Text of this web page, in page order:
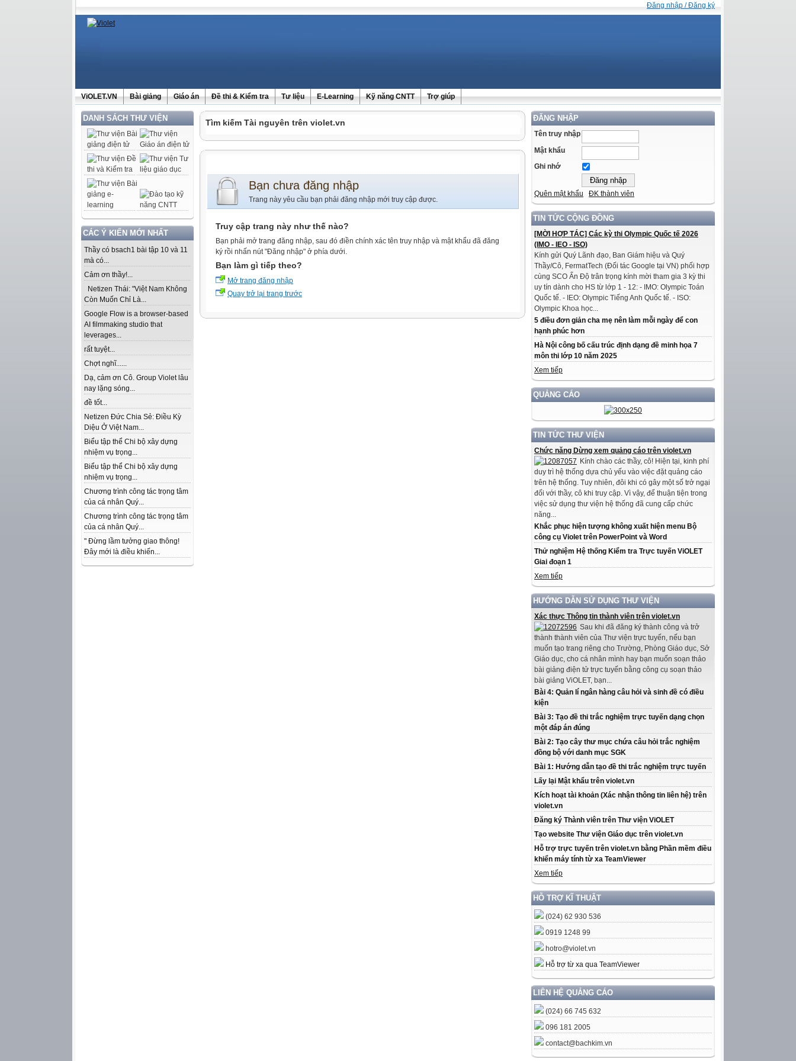
Đăng nhập / Đăng ký
ViOLET.VN Bài giảng Giáo án Đề thi & Kiểm tra Tư liệu E-Learning Kỹ năng CNTT Trợ giúp
DANH SÁCH THƯ VIỆN
CÁC Ý KIẾN MỚI NHẤT
Thầy có bsach1 bài tập 10 và 11
mà có...
Cảm ơn thầy!...
Netizen Thái: "Việt Nam Không
Còn Muốn Chỉ Là...
Google Flow is a browser-based
AI filmmaking studio that
leverages...
rất tuyệt...
Chợt nghĩ......
Dạ, cảm ơn Cô. Group Violet lâu
nay lặng sóng...
đề tốt...
Netizen Đức Chia Sẻ: Điều Kỳ
Diệu Ở Việt Nam...
Biểu tập thể Chi bộ xây dựng
nhiệm vụ trọng...
Biểu tập thể Chi bộ xây dựng
nhiệm vụ trọng...
Chương trình công tác trọng tâm
của cá nhân Quý...
Chương trình công tác trọng tâm
của cá nhân Quý...
" Đừng lầm tưởng giao thông!
Đây mới là điều khiến...
ĐĂNG NHẬP
Tên truy nhập
Mật khẩu
Ghi nhớ
Quên mật khẩu ĐK thành viên
TIN TỨC CỘNG ĐỒNG
[MỜI HỢP TÁC] Các kỳ thi Olympic Quốc tế 2026
(IMO - IEO - ISO)
Kính gửi Quý Lãnh đạo, Ban Giám hiệu và Quý
Thầy/Cô, FermatTech (Đối tác Google tại VN) phối hợp
cùng SCO Ấn Độ trân trọng kính mời tham gia 3 kỳ thi
uy tín dành cho HS từ lớp 1 - 12: - IMO: Olympic Toán
Quốc tế. - IEO: Olympic Tiếng Anh Quốc tế. - ISO:
Olympic Khoa học...
5 điều đơn giản cha mẹ nên làm mỗi ngày để con
hạnh phúc hơn
Hà Nội công bố cấu trúc định dạng đề minh họa 7
môn thi lớp 10 năm 2025
Xem tiếp
QUẢNG CÁO
TIN TỨC THƯ VIỆN
Chức năng Dừng xem quảng cáo trên violet.vn
Kính chào các thầy, cô! Hiện tại, kinh phí
duy trì hệ thống dựa chủ yếu vào việc đặt quảng cáo
trên hệ thống. Tuy nhiên, đôi khi có gây một số trở ngại
đối với thầy, cô khi truy cập. Vì vậy, để thuận tiện trong
việc sử dụng thư viện hệ thống đã cung cấp chức
năng...
Khắc phục hiện tượng không xuất hiện menu Bộ
công cụ Violet trên PowerPoint và Word
Thử nghiệm Hệ thống Kiểm tra Trực tuyến ViOLET
Giai đoạn 1
Xem tiếp
HƯỚNG DẪN SỬ DỤNG THƯ VIỆN
Xác thực Thông tin thành viên trên violet.vn
Sau khi đã đăng ký thành công và trở
thành thành viên của Thư viện trực tuyến, nếu bạn
muốn tạo trang riêng cho Trường, Phòng Giáo dục, Sở
Giáo dục, cho cá nhân mình hay bạn muốn soạn thảo
bài giảng điện tử trực tuyến bằng công cụ soạn thảo
bài giảng ViOLET, bạn...
Bài 4: Quản lí ngân hàng câu hỏi và sinh đề có điều
kiện
Bài 3: Tạo đề thi trắc nghiệm trực tuyến dạng chọn
một đáp án đúng
Bài 2: Tạo cây thư mục chứa câu hỏi trắc nghiệm
đồng bộ với danh mục SGK
Bài 1: Hướng dẫn tạo đề thi trắc nghiệm trực tuyến
Lấy lại Mật khẩu trên violet.vn
Kích hoạt tài khoản (Xác nhận thông tin liên hệ) trên
violet.vn
Đăng ký Thành viên trên Thư viện ViOLET
Tạo website Thư viện Giáo dục trên violet.vn
Hỗ trợ trực tuyến trên violet.vn bằng Phần mềm điều
khiển máy tính từ xa TeamViewer
Xem tiếp
HỖ TRỢ KĨ THUẬT
(024) 62 930 536
0919 1248 99
hotro@violet.vn
Hỗ trợ từ xa qua TeamViewer
LIÊN HỆ QUẢNG CÁO
(024) 66 745 632
096 181 2005
contact@bachkim.vn
Tìm kiếm Tài nguyên trên violet.vn
Bạn chưa đăng nhập
Trang này yêu cầu bạn phải đăng nhập mới truy cập được.
Truy cập trang này như thế nào?
Bạn phải mở trang đăng nhập, sau đó điền chính xác tên truy nhập và mật khẩu đã đăng
ký rồi nhấn nút "Đăng nhập" ở phía dưới.
Bạn làm gì tiếp theo?
Mở trang đăng nhập
Quay trở lại trang trước